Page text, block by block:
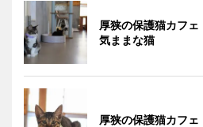
厚狭の保護猫カフ
気ままな猫
厚狭の保護猫カフ